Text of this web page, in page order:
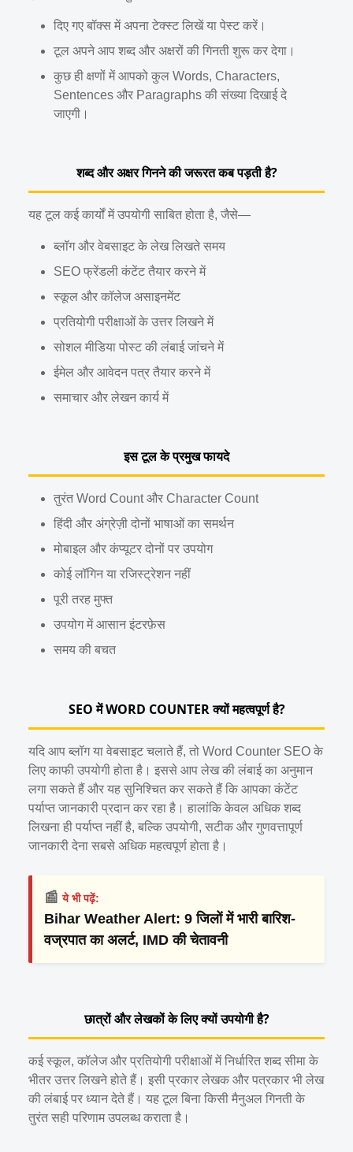
दिए गए बॉक्स में अपना टेक्स्ट लिखें या पेस्ट करें।
टूल अपने आप शब्द और अक्षरों की गिनती शुरू कर देगा।
कुछ ही क्षणों में आपको कुल Words, Characters,
Sentences और Paragraphs की संख्या दिखाई दे
जाएगी।
शब्द और अक्षर गिनने की जरूरत कब पड़ती है?
यह टूल कई कार्यों में उपयोगी साबित होता है, जैसे—
ब्लॉग और वेबसाइट के लेख लिखते समय
SEO फ्रेंडली कंटेंट तैयार करने में
स्कूल और कॉलेज असाइनमेंट
प्रतियोगी परीक्षाओं के उत्तर लिखने में
सोशल मीडिया पोस्ट की लंबाई जांचने में
ईमेल और आवेदन पत्र तैयार करने में
समाचार और लेखन कार्य में
इस टूल के प्रमुख फायदे
तुरंत Word Count और Character Count
हिंदी और अंग्रेज़ी दोनों भाषाओं का समर्थन
मोबाइल और कंप्यूटर दोनों पर उपयोग
कोई लॉगिन या रजिस्ट्रेशन नहीं
पूरी तरह मुफ्त
उपयोग में आसान इंटरफ़ेस
समय की बचत
SEO में WORD COUNTER क्यों महत्वपूर्ण है?
यदि आप ब्लॉग या वेबसाइट चलाते हैं, तो Word Counter SEO के
लिए काफी उपयोगी होता है। इससे आप लेख की लंबाई का अनुमान
लगा सकते हैं और यह सुनिश्चित कर सकते हैं कि आपका कंटेंट
पर्याप्त जानकारी प्रदान कर रहा है। हालांकि केवल अधिक शब्द
लिखना ही पर्याप्त नहीं है, बल्कि उपयोगी, सटीक और गुणवत्तापूर्ण
जानकारी देना सबसे अधिक महत्वपूर्ण होता है।
📰ये भी पढ़ें:
Bihar Weather Alert: 9 जिलों में भारी बारिश-
वज्रपात का अलर्ट, IMD की चेतावनी
छात्रों और लेखकों के लिए क्यों उपयोगी है?
कई स्कूल, कॉलेज और प्रतियोगी परीक्षाओं में निर्धारित शब्द सीमा के
भीतर उत्तर लिखने होते हैं। इसी प्रकार लेखक और पत्रकार भी लेख
की लंबाई पर ध्यान देते हैं। यह टूल बिना किसी मैनुअल गिनती के
तुरंत सही परिणाम उपलब्ध कराता है।